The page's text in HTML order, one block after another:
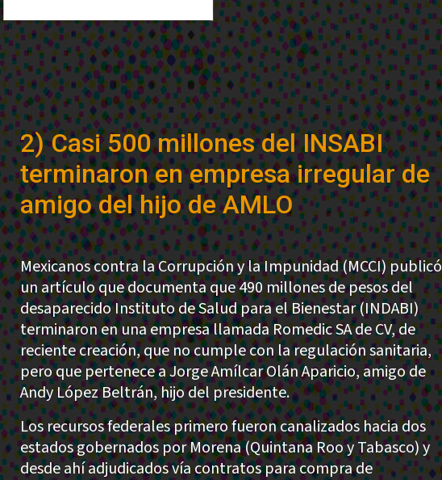
2) Casi 500 millones del INSABI
terminaron en empresa irregular de
amigo del hijo de AMLO
Mexicanos contra la Corrupción y la Impunidad (MCCI) publicó
un artículo que documenta que 490 millones de pesos del
desaparecido Instituto de Salud para el Bienestar (INDABI)
terminaron en una empresa llamada Romedic SA de CV, de
reciente creación, que no cumple con la regulación sanitaria,
pero que pertenece a Jorge Amílcar Olán Aparicio, amigo de
Andy López Beltrán, hijo del presidente.
Los recursos federales primero fueron canalizados hacia dos
estados gobernados por Morena (Quintana Roo y Tabasco) y
desde ahí adjudicados vía contratos para compra de